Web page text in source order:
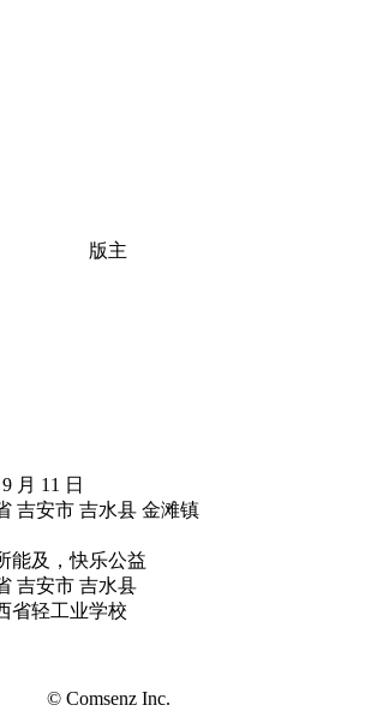
版主
月 11 日
吉安市 吉水县 金滩镇
能及，快乐公益
吉安市 吉水县
省轻工业学校
© Comsenz Inc.